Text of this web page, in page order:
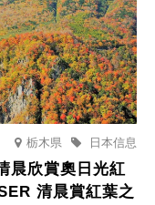
栃木県 日本信息
晨欣賞奧日光紅
清晨賞紅葉之